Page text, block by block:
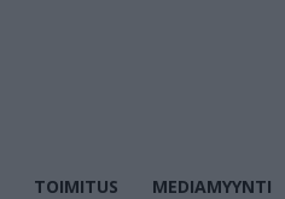
TOIMITUS MEDIAMYYNTI